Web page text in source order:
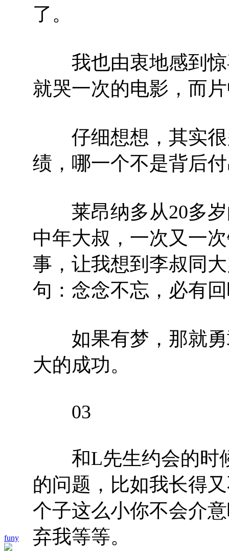
funy
了。
我也由衷地感到惊
就哭一次的电影，而
仔细想想，其实很
绩，哪一个不是背后
莱昂纳多从20多岁
中年大叔，一次又一
事，让我想到李叔同
句：念念不忘，必有
如果有梦，那就勇
大的成功。
03
和L先生约会的时
的问题，比如我长得
个子这么小你不会介
弃我等等。